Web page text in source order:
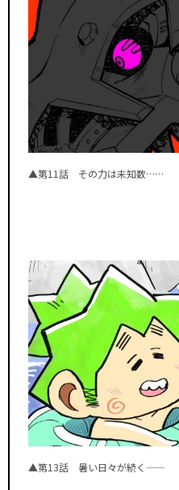
▲第11話 その力は未知数……
▲第13話 暑い日々が続く——